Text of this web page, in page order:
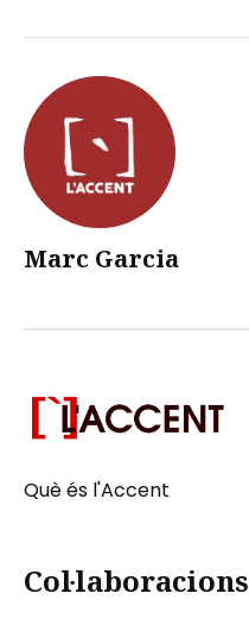
Marc Garcia
Què és l'Accent
Col·laboracions